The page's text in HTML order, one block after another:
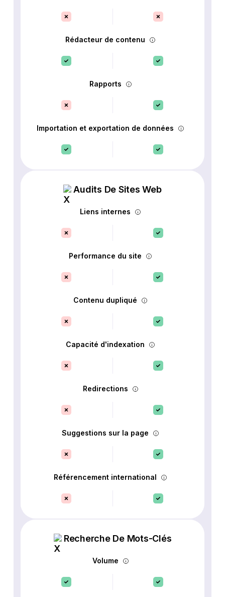
Rédacteur de contenu
Rapports
Importation et exportation de données
Audits De Sites Web
Liens internes
Performance du site
Contenu dupliqué
Capacité d'indexation
Redirections
Suggestions sur la page
Référencement international
Recherche De Mots-Clés
Volume